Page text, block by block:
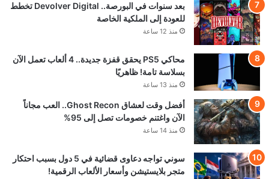
بعد سنوات في البورصة.. Devolver Digital تخطط
للعودة إلى الملكية الخاصة
منذ 12 ساعة
محاكي PS5 يحقق قفزة جديدة.. 4 ألعاب تعمل الآن
بسلاسة تامة! ظاهريًا
منذ 13 ساعة
أفضل وقت لعشاق Ghost Recon.. العب مجاناً
الآن واغتنم خصومات تصل إلى 95%
منذ 14 ساعة
سوني تواجه دعاوى قضائية في 5 دول بسبب احتكار
متجر بلايستيشن وأسعار الألعاب الرقمية!